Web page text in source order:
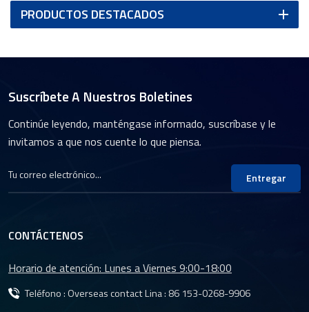
PRODUCTOS DESTACADOS
Suscríbete A Nuestros Boletines
Continúe leyendo, manténgase informado, suscríbase y le
invitamos a que nos cuente lo que piensa.
Entregar
CONTÁCTENOS
Horario de atención: Lunes a Viernes 9:00-18:00
Teléfono : Overseas contact Lina : 86 153-0268-9906